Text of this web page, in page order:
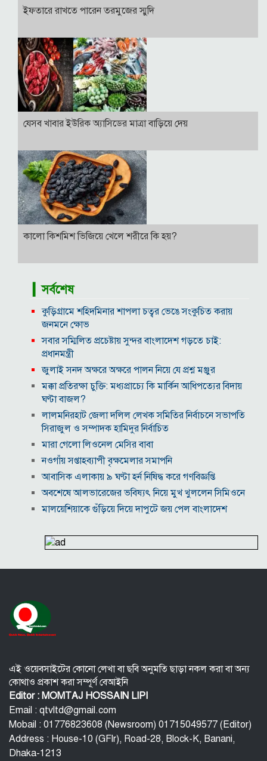
ইফতারে রাখতে পারেন তরমুজের স্মুদি
যেসব খাবার ইউরিক অ্যাসিডের মাত্রা বাড়িয়ে দেয়
কালো কিশমিশ ভিজিয়ে খেলে শরীরে কি হয়?
▎সর্বশেষ
কুড়িগ্রামে শহিদমিনার শাপলা চত্বর ভেঙে সংকুচিত করায়
জনমনে ক্ষোভ
সবার সম্মিলিত প্রচেষ্টায় সুন্দর বাংলাদেশ গড়তে চাই:
প্রধানমন্ত্রী
জুলাই সনদ অক্ষরে অক্ষরে পালন নিয়ে যে প্রশ্ন মঞ্জুর
মক্কা প্রতিরক্ষা চুক্তি: মধ্যপ্রাচ্যে কি মার্কিন আধিপত্যের বিদায়
ঘণ্টা বাজল?
‎লালমনিরহাট জেলা দলিল লেখক সমিতির নির্বাচনে সভাপতি
সিরাজুল ও সম্পাদক হামিদুর নির্বাচিত
মারা গেলো লিওনেল মেসির বাবা
নওগাঁয় সপ্তাহব্যাপী বৃক্ষমেলার সমাপনি
আবাসিক এলাকায় ৯ ঘণ্টা হর্ন নিষিদ্ধ করে গণবিজ্ঞপ্তি
অবশেষে আলভারেজের ভবিষ্যৎ নিয়ে মুখ খুললেন সিমিওনে
মালয়েশিয়াকে গুঁড়িয়ে দিয়ে দাপুটে জয় পেল বাংলাদেশ
ইনফান্তিনো
কাজের ঘণ্টা নয়, উৎপাদনশীলতাই হোক জাতীয় সমৃদ্ধির
সব তথ্য
সরকারের কাজে কোনো গাফিলতি হলে কঠোর ব্যবস্থা নিচ্ছেন
এই ওয়েবসাইটের কোনো লেখা বা ছবি অনুমতি ছাড়া নকল করা বা অন্য
কোথাও প্রকাশ করা সম্পূর্ণ বেআইনি
Editor : MOMTAJ HOSSAIN LIPI
Email : qtvltd@gmail.com
Mobail : 01776823608 (Newsroom) 01715049577 (Editor)
Address : House-10 (GFlr), Road-28, Block-K, Banani,
Dhaka-1213